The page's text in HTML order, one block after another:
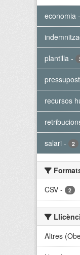
economia -
plantilla -
pressupost
recursos
salari - 2
CSV - 2
Altres